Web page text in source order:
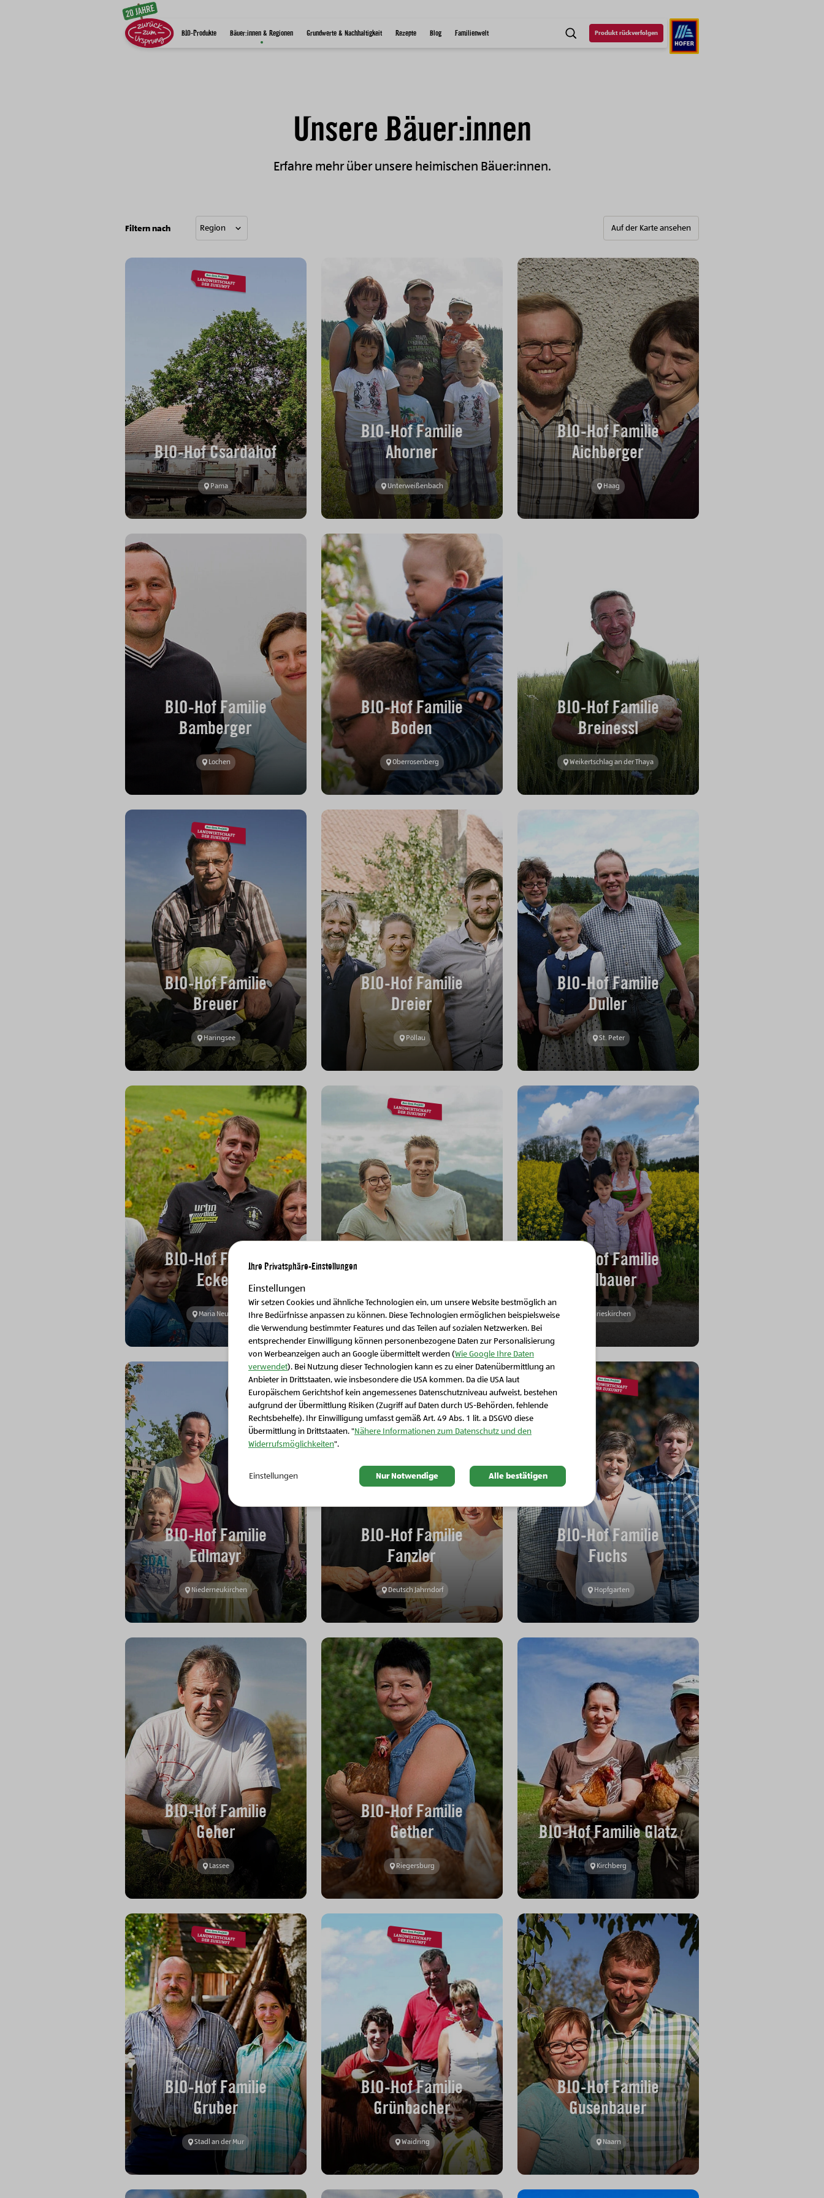
SUCHEProdukt rückverfolgen
BIO-Produkte Bäuer:innen & Regionen Grundwerte & Nachhaltigkeit Rezepte Blog Familienwelt
Unsere Bäuer:innen
Erfahre mehr über unsere heimischen Bäuer:innen.
Filtern nach Auf der Karte ansehen
BIO-Hof Csardahof
Pama
BIO-Hof Familie
Ahorner
Unterweißenbach
BIO-Hof Familie
Aichberger
Haag
BIO-Hof Familie
Bamberger
Lochen
BIO-Hof Familie
Boden
Oberrosenberg
BIO-Hof Familie
Breinessl
Weikertschlag an der Thaya
BIO-Hof Familie
Breuer
Haringsee
BIO-Hof Familie
Dreier
Pöllau
BIO-Hof Familie
Duller
St. Peter
BIO-Hof Familie
Ecker
Maria Neustift St. Johann
BIO-Hof Familie
Edlbauer
Grieskirchen
BIO-Hof Familie
Edlmayr
Niederneukirchen
BIO-Hof Familie
Fanzler
Deutsch Jahrndorf
BIO-Hof Familie
Fuchs
Hopfgarten
BIO-Hof Familie
Geher
Lassee
BIO-Hof Familie
Gether
Riegersburg
BIO-Hof Familie Glatz
Kirchberg
BIO-Hof Familie
Gruber
Stadl an der Mur
BIO-Hof Familie
Grünbacher
Waidring
BIO-Hof Familie
Gusenbauer
Naarn
Schließen Sie dieses Feld
Ihre Privatsphäre-Einstellungen
Einstellungen
Wir setzen Cookies und ähnliche Technologien ein, um unsere Website bestmöglich an
Ihre Bedürfnisse anpassen zu können. Diese Technologien ermöglichen beispielsweise
die Verwendung bestimmter Features und das Teilen auf sozialen Netzwerken. Bei
entsprechender Einwilligung können personenbezogene Daten zur Personalisierung
von Werbeanzeigen auch an Google übermittelt werden (Wie Google Ihre Daten
verwendet). Bei Nutzung dieser Technologien kann es zu einer Datenübermittlung an
Anbieter in Drittstaaten, wie insbesondere die USA kommen. Da die USA laut
Europäischem Gerichtshof kein angemessenes Datenschutzniveau aufweist, bestehen
aufgrund der Übermittlung Risiken (Zugriff auf Daten durch US-Behörden, fehlende
Rechtsbehelfe). Ihr Einwilligung umfasst gemäß Art. 49 Abs. 1 lit. a DSGVO diese
Übermittlung in Drittstaaten. "Nähere Informationen zum Datenschutz und den
Widerrufsmöglichkeiten".
Einstellungen Nur Notwendige Alle bestätigen